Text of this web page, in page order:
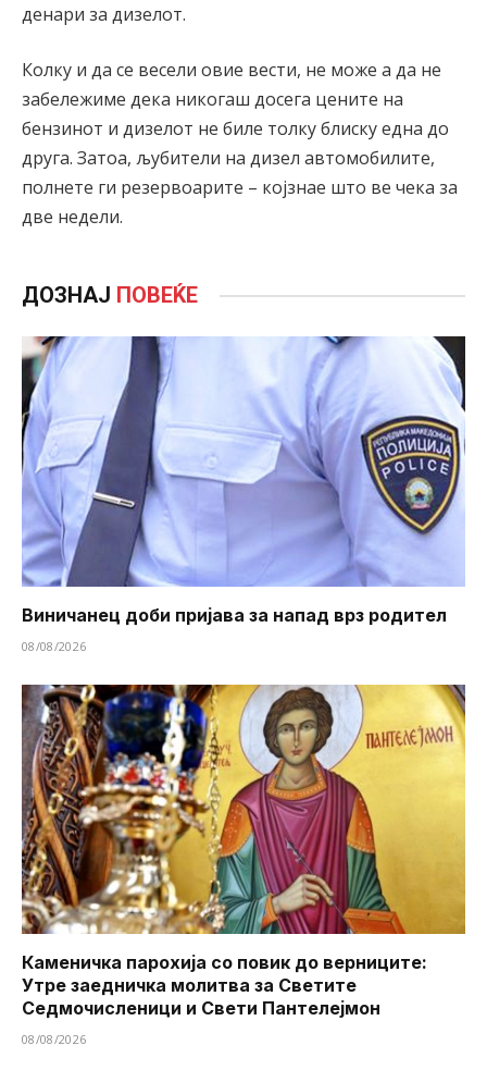
денари за дизелот.
Колку и да се весели овие вести, не може а да не
забележиме дека никогаш досега цените на
бензинот и дизелот не биле толку блиску една до
друга. Затоа, љубители на дизел автомобилите,
полнете ги резервоарите – којзнае што ве чека за
две недели.
ДОЗНАЈ ПОВЕЌЕ
Виничанец доби пријава за напад врз родител
08/08/2026
Каменичка парохија со повик до верниците:
Утре заедничка молитва за Светите
Седмочисленици и Свети Пантелејмон
08/08/2026